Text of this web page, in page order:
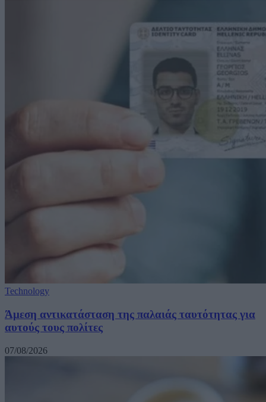
Technology
Άμεση αντικατάσταση της παλαιάς ταυτότητας για
αυτούς τους πολίτες
07/08/2026